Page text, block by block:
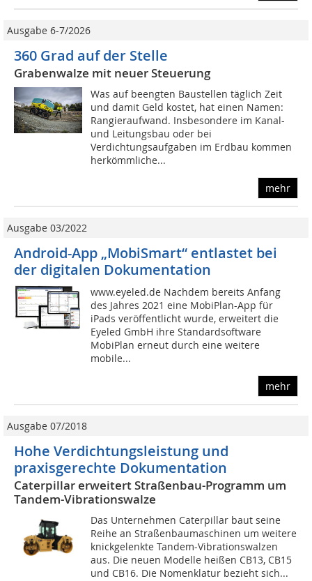
Ausgabe 6-7/2026
360 Grad auf der Stelle
Grabenwalze mit neuer Steuerung
Was auf beengten Baustellen täglich Zeit
und damit Geld kostet, hat einen Namen:
Rangieraufwand. Insbesondere im Kanal-
und Leitungsbau oder bei
Verdichtungsaufgaben im Erdbau kommen
herkömmliche...
mehr
Ausgabe 03/2022
Android-App „MobiSmart“ entlastet bei
der digitalen Dokumentation
www.eyeled.de Nachdem bereits Anfang
des Jahres 2021 eine MobiPlan-App für
iPads veröffentlicht wurde, erweitert die
Eyeled GmbH ihre Standardsoftware
MobiPlan erneut durch eine weitere
mobile...
mehr
Ausgabe 07/2018
Hohe Verdichtungsleistung und
praxisgerechte Dokumentation
Caterpillar erweitert Straßenbau-Programm um
Tandem-Vibrationswalze
Das Unternehmen Caterpillar baut seine
Reihe an Straßenbaumaschinen um weitere
knickgelenkte Tandem-Vibrationswalzen
aus. Die neuen Modelle heißen CB13, CB15
und CB16. Die Nomenklatur bezieht sich...